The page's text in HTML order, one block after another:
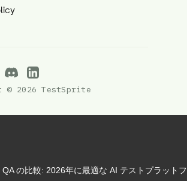
© 2026 TestSprite
の比較: 2026年に最適な AI テストプラットフ